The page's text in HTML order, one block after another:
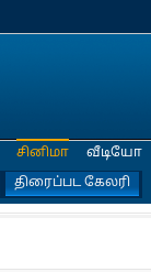
சினிமா
திரைப்பட கேலரி
வீடியோ